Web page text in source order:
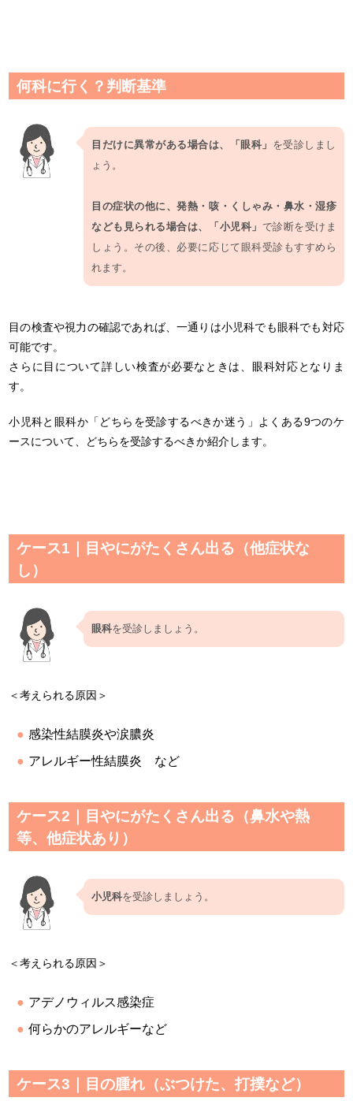
何科に行く？判断基準
目だけに異常がある場合は、「眼科」 を受診しまし
ょう。
目の症状の他に、発熱・咳・くしゃみ・鼻水・湿疹
なども見られる場合は、「小児科」 で診断を受けま
しょう。その後、必要に応じて眼科受診もすすめら
れます。
目の検査や視力の確認であれば、一通りは小児科でも眼科でも対応
可能です。
さらに目について詳しい検査が必要なときは、眼科対応となりま
す。
小児科と眼科か「どちらを受診するべきか迷う」よくある9つのケ
ースについて、どちらを受診するべきか紹介します。
ケース1｜目やにがたくさん出る（他症状な
し）
眼科を受診しましょう。
＜考えられる原因＞
感染性結膜炎や涙膿炎
アレルギー性結膜炎 など
ケース2｜目やにがたくさん出る（鼻水や熱
等、他症状あり）
小児科を受診しましょう。
＜考えられる原因＞
アデノウィルス感染症
何らかのアレルギーなど
ケース3｜目の腫れ（ぶつけた、打撲など）